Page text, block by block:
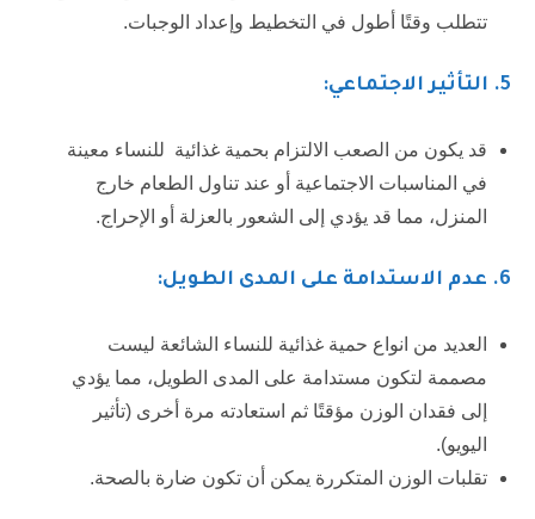
تتطلب وقتًا أطول في التخطيط وإعداد الوجبات.
5. التأثير الاجتماعي:
قد يكون من الصعب الالتزام بحمية غذائية للنساء معينة
في المناسبات الاجتماعية أو عند تناول الطعام خارج
المنزل، مما قد يؤدي إلى الشعور بالعزلة أو الإحراج.
6. عدم الاستدامة على المدى الطويل:
العديد من انواع حمية غذائية للنساء الشائعة ليست
مصممة لتكون مستدامة على المدى الطويل، مما يؤدي
إلى فقدان الوزن مؤقتًا ثم استعادته مرة أخرى (تأثير
اليويو).
تقلبات الوزن المتكررة يمكن أن تكون ضارة بالصحة.